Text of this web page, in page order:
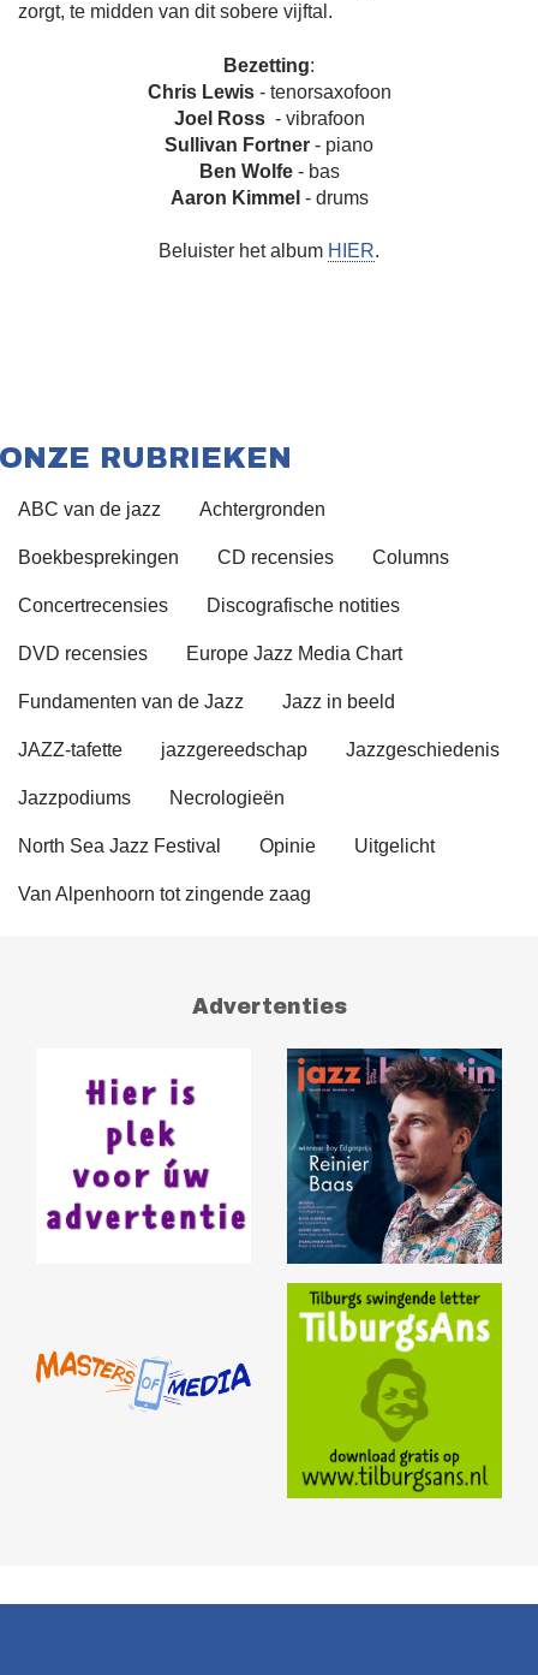
zorgt, te midden van dit sobere vijftal.
Bezetting:
Chris Lewis- tenorsaxofoon
Joel Ross - vibrafoon
Sullivan Fortner - piano
Ben Wolfe- bas
Aaron Kimmel - drums
Beluister het album HIER.
ONZE RUBRIEKEN
ABC van de jazz Achtergronden
Boekbesprekingen CD recensies Columns
Concertrecensies Discografische notities
DVD recensies Europe Jazz Media Chart
Fundamenten van de Jazz Jazz in beeld
JAZZ-tafette jazzgereedschap Jazzgeschiedenis
Jazzpodiums Necrologieën
North Sea Jazz Festival Opinie Uitgelicht
Van Alpenhoorn tot zingende zaag
Advertenties